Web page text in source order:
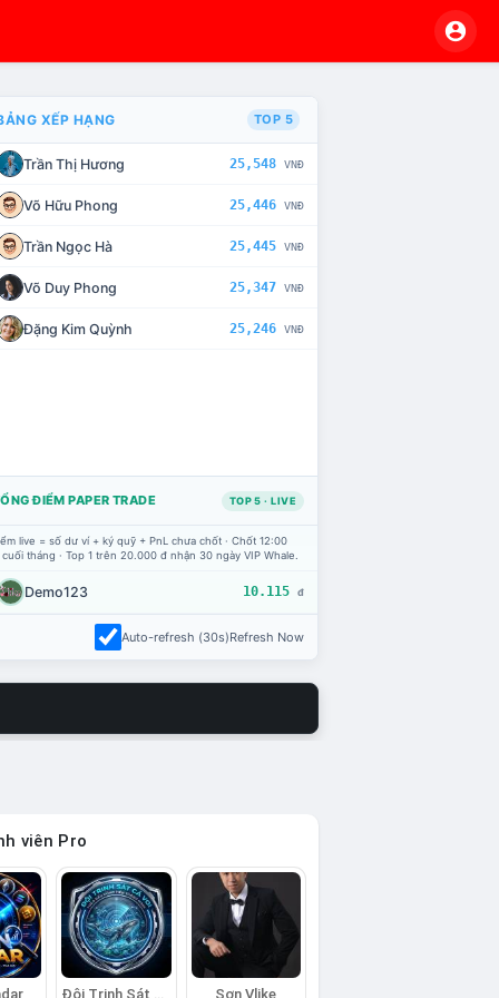
CHẾ TÀI XỬ LÝ VI PHẠM
XẾP HẠNG TOP 5
Trần Thị Hương 25,548 VNĐ
Võ Hữu Phong 25,446 VNĐ
Trần Ngọc Hà 25,445 VNĐ
Võ Duy Phong 25,347 VNĐ
Đặng Kim Quỳnh 25,246 VNĐ
ĐIỂM PAPER TRADE TOP 5 · LIVE
live = số dư ví + ký quỹ + PnL chưa chốt · Chốt 12:00
tháng · Top 1 trên 20.000 đ nhận 30 ngày VIP Whale.
Demo123 10.115 đ
Auto-refresh (30s)Refresh Now
viên Pro
Sơn Vlike